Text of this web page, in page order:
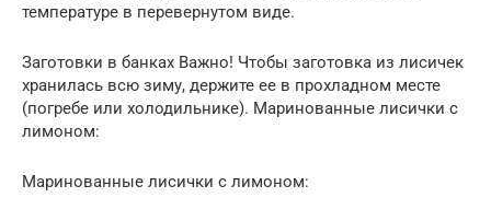
температуре в перевернутом виде.
Заготовки в банках Важно! Чтобы заготовка из лисичек
хранилась всю зиму, держите ее в прохладном месте
(погребе или холодильнике). Маринованные лисички с
лимоном:
Маринованные лисички с лимоном: